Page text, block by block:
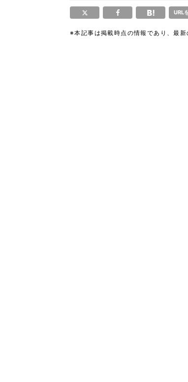
URL
※本記事は掲載時点の情報であり、最